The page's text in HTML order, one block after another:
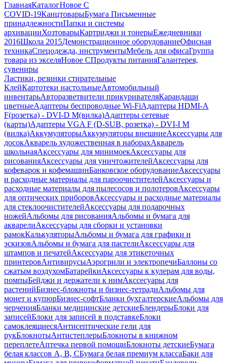
ГлавнаяКаталогНовое С
COVID-19КанцтоварыБумага Письменные
принадлежностиПапки и системы
архивацииХозтоварыКартриджи и тонерыЕжедневники
2016Школа 2015Демонстрационное оборудованиеОфисная
техникаСпецодежда, инструментыМебель для офисаГруппа
товара из экселяНовое СПродукты питанияГалантерея,
сувениры
Ластики, резинки стирательные
КлейКартотеки настольныеАвтомобильный
инвентарьАвторазветвители прикуривателяКарандаши
цветныеАдаптеры беспроводные Wi-FiАдаптеры HDMI-A
F(розетка) - DVI-D M(вилка)Адаптеры сетевые
(карты)Адаптеры VGA F (D-SUB, розетка) - DVI-I M
(вилка)АккумуляторыАккумуляторы внешниеАксессуары для
досокАкварель художественная в наборахАкварель
школьнаяАксессуары для минимоекАксессуары для
рисованияАксессуары для уничтожителейАксессуары для
кофеварок и кофемашинБанковское оборудованиеАксессуары
и расходные материалы для пароочистителейАксессуары и
расходные материалы для пылесосов и полотеровАксессуары
для оптических приборовАксессуары и расходные материалы
для стеклоочистителейАксессуары для подарочных
ножейАльбомы для рисованияАльбомы и бумага для
акварелиАксессуары для сборки и установки
рамокКалькуляторыАльбомы и бумага для графики и
эскизовАльбомы и бумага для пастелиАксессуары для
штампов и печатейАксессуары для этикеточных
принтеровАнтивирусыАэрогрили и электропечиБаллоны со
сжатым воздухомБатарейкиАксессуары к кулерам для воды,
помпыБейджи и держатели к нимАкссесуары для
растенийБизнес-блокноты и бизнес-тетрадиАльбомы для
монет и купюрБизнес-софтБланки бухгалтерскиеАльбомы для
черченияБланки медицинские детскиеБлендерыБлоки для
записейБлоки для записей в подставкеБлоки
самоклеящиесяАнтисептические гели для
рукБлокнотыАнтистеплерыБлокноты в книжном
переплетеАптечка первой помощиБлокноты детскиеБумага
белая классов А, В, СБумага белая премиум классаБаки для